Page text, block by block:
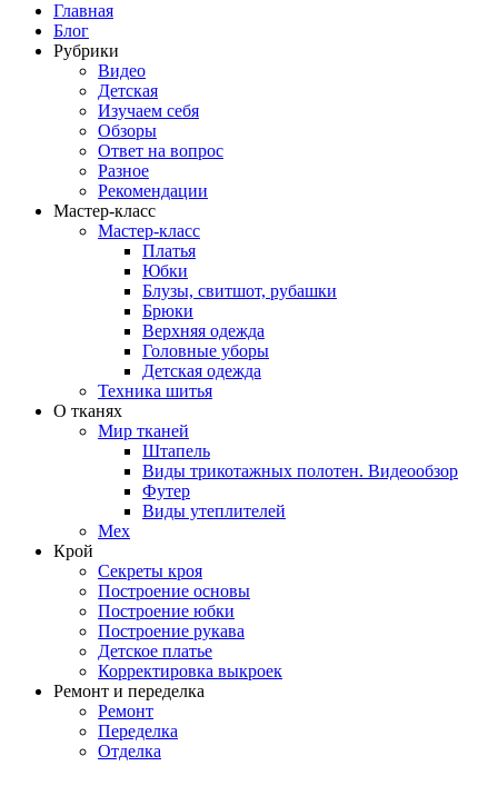
Главная
Блог
Рубрики
Видео
Детская
Изучаем себя
Обзоры
Ответ на вопрос
Разное
Рекомендации
Мастер-класс
Мастер-класс
Платья
Юбки
Блузы, свитшот, рубашки
Брюки
Верхняя одежда
Головные уборы
Детская одежда
Техника шитья
О тканях
Мир тканей
Штапель
Виды трикотажных полотен. Видеообзор
Футер
Виды утеплителей
Мех
Крой
Секреты кроя
Построение основы
Построение юбки
Построение рукава
Детское платье
Корректировка выкроек
Ремонт и переделка
Ремонт
Переделка
Отделка